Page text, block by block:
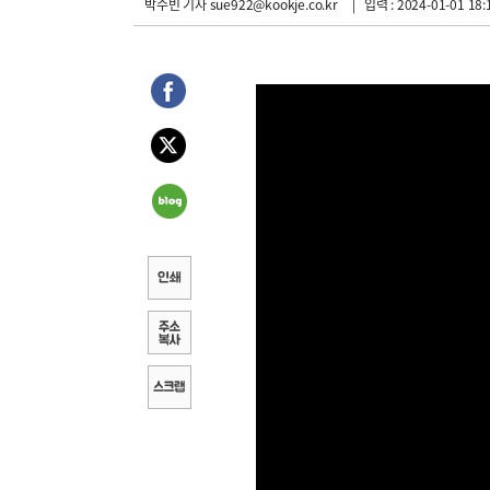
박수빈 기자sue922@kookje.co.kr | 입력 : 2024-01-01